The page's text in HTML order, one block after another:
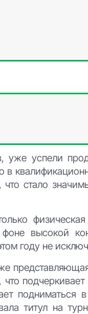
уже успели
стало
высокой
году не
подниматься
титул на